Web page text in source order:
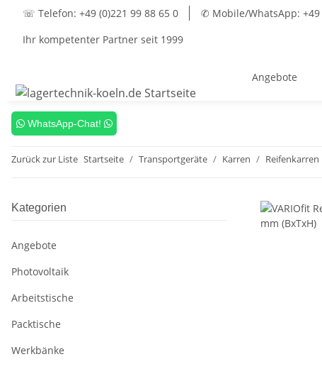
☏ Telefon: +49 (0)221 99 88 65 0 ✆ Mobile/WhatsApp: +49
Ihr kompetenter Partner seit 1999
WhatsApp-Chat!
Angebote
Zurück zur Liste Startseite Transportgeräte Karren Reifenkarren
Kategorien
Angebote
Photovoltaik
Arbeitstische
Packtische
Werkbänke